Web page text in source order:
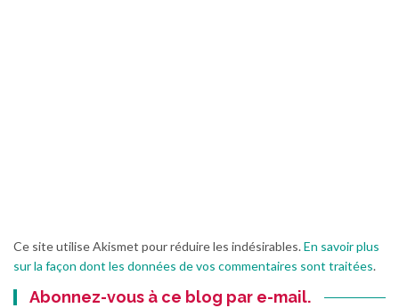
Ce site utilise Akismet pour réduire les indésirables.En savoir plus
sur la façon dont les données de vos commentaires sont traitées.
Abonnez-vous à ce blog par e-mail.